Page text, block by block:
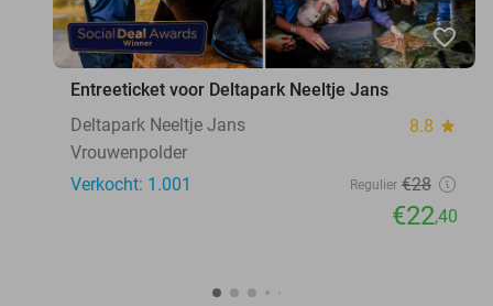
favorite_border
Entreeticket voor Deltapark Neeltje Jans
Deltapark Neeltje Jans
8.8 star
Vrouwenpolder
Verkocht: 1.001
Regulier €28
€22,40